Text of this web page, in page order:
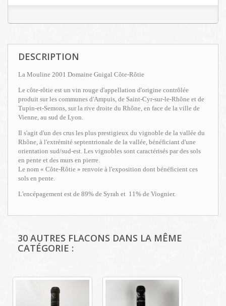
DESCRIPTION
La Mouline 2001 Domaine Guigal Côte-Rôtie
Le côte-rôtie est un vin rouge d'appellation d'origine contrôlée
produit sur les communes d'Ampuis, de Saint-Cyr-sur-le-Rhône et de
Tupin-et-Semons, sur la rive droite du Rhône, en face de la ville de
Vienne, au sud de Lyon.
Il s'agit d'un des crus les plus prestigieux du vignoble de la vallée du
Rhône, à l'extrémité septentrionale de la vallée, bénéficiant d'une
orientation sud/sud-est. Les vignobles sont caractérisés par des sols
en pente et des murs en pierre.
Le nom « Côte-Rôtie » renvoie à l'exposition dont bénéficient ces
sols en pente.
L'encépagement est de 89% de Syrah et 11% de Viognier.
30 AUTRES FLACONS DANS LA MÊME
CATÉGORIE :